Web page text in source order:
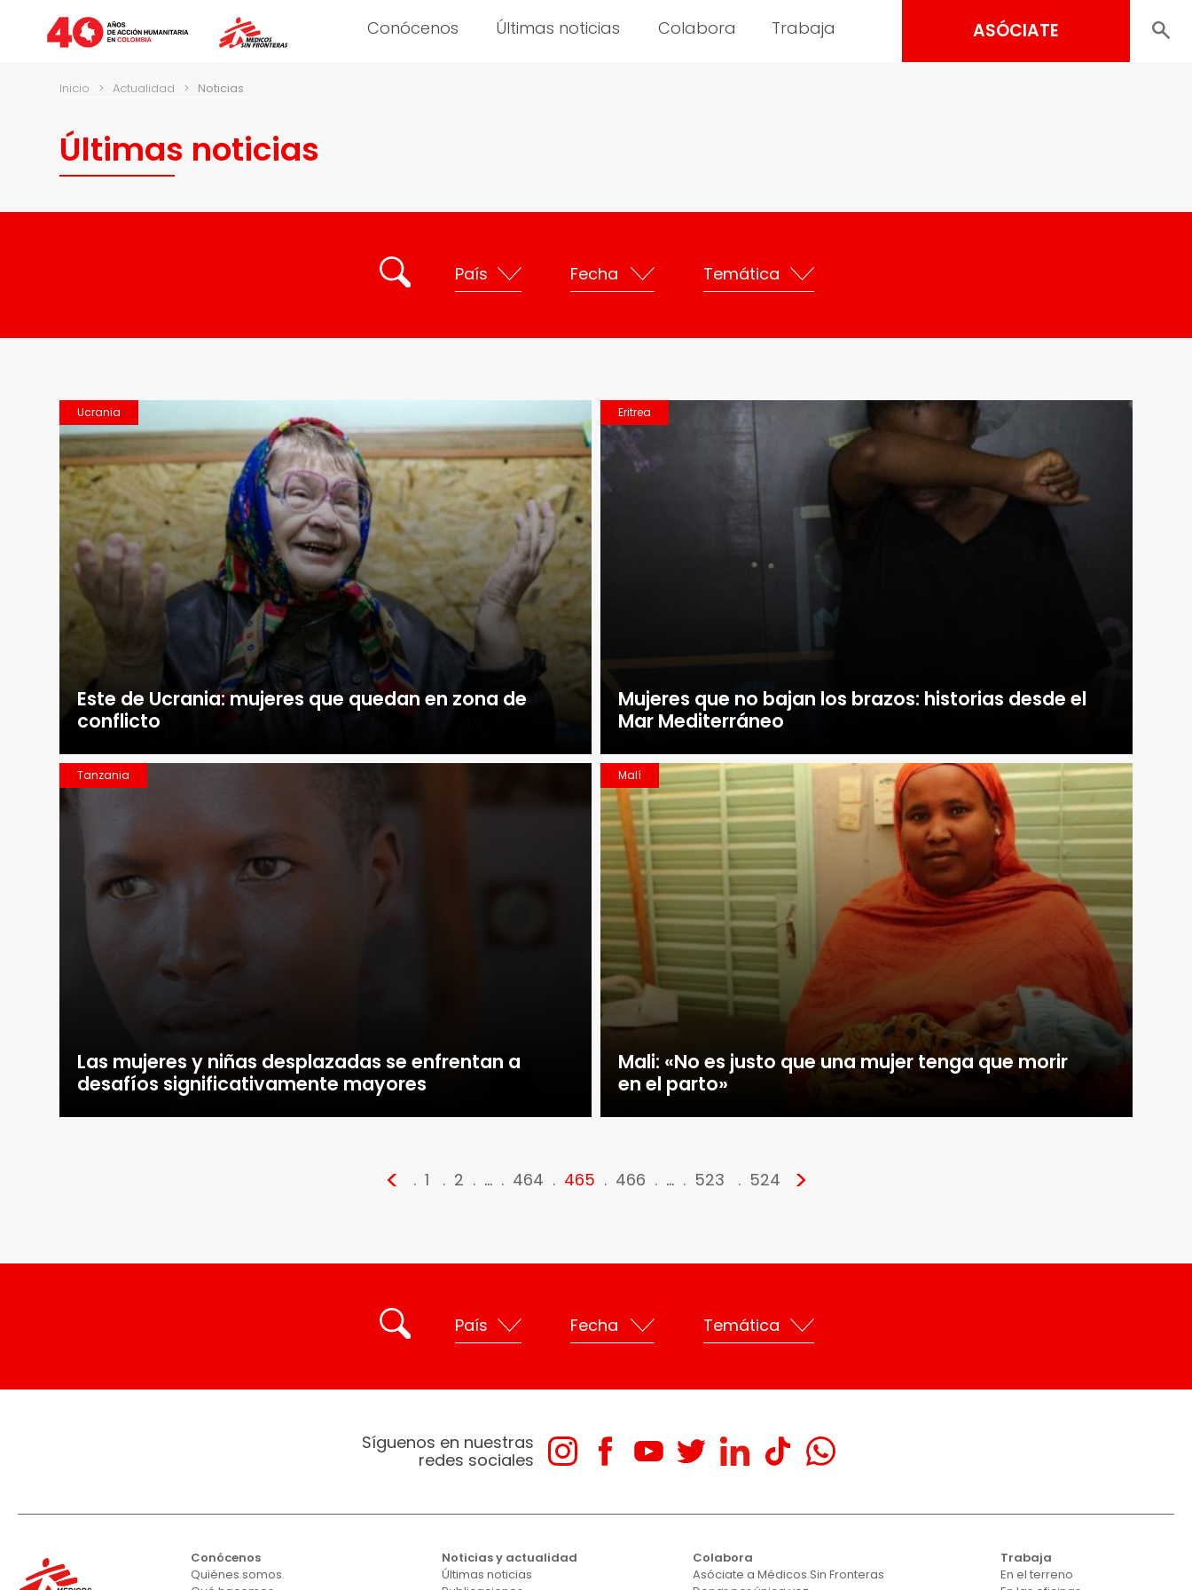
Conócenos Últimas noticias Colabora Trabaja ASÓCIATE
Inicio > Actualidad > Noticias
Últimas noticias
Ucrania
Este de Ucrania: mujeres que quedan en zona de
conflicto
Eritrea
Mujeres que no bajan los brazos: historias desde el
Mar Mediterráneo
Tanzania
Las mujeres y niñas desplazadas se enfrentan a
desafíos significativamente mayores
Malí
Mali: «No es justo que una mujer tenga que morir
en el parto»
< 1 2 … 464 465 466 … 523 524 >
Síguenos en nuestras
redes sociales
Conócenos
Quiénes somos
Noticias y actualidad
Últimas noticias
Colabora
Asóciate a Médicos Sin Fronteras
Trabaja
En el terreno